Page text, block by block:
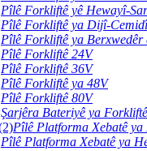
Pîlê Forkliftê yê Hewayî-Sar
Pîlê Forkliftê ya Dijî-Cemidî
Pîlê Forkliftê ya Berxwedêr
Pîlê Forkliftê 24V
Pîlê Forkliftê 36V
Pîlê Forkliftê ya 48V
Pîlê Forkliftê 80V
Şarjêra Bateriyê ya Forkliftê
Pîlê Platforma Xebatê ya
Pîlê Platforma Xebatê ya